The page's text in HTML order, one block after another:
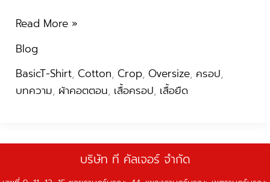
Read More »
Blog
BasicT-Shirt, Cotton, Crop, Oversize, ครอป,
บทความ, ผ้าคอตตอน, เสื้อครอป, เสื้อยืด
บริษัท ที คัลเจอร์ จำกัด